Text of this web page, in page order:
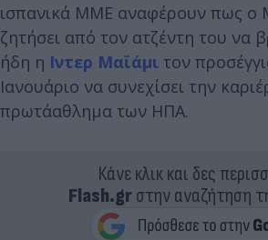
ισπανικά ΜΜΕ αναφέρουν πως ο
ζητήσει από τον ατζέντη του να
ήδη η Ιντερ Μαϊάμι τον
Ιανουάριο να συνεχίσει την
πρωτάαθλημα των ΗΠΑ.
Κάνε κλικ και δες
Flash.grστην αναζήτηση